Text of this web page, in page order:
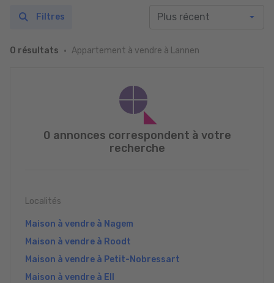
0 résultats Appartement à vendre à Lannen
Filtres
0 annonces correspondent à votre
recherche
Localités
Maison à vendre à Nagem
Maison à vendre à Roodt
Maison à vendre à Petit-Nobressart
Maison à vendre à Ell